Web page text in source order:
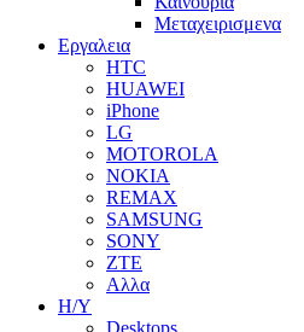
Μεταχειρισμενα
Εργαλεια
HTC
HUAWEI
iPhone
LG
MOTOROLA
NOKIA
REMAX
SAMSUNG
SONY
ZTE
Αλλα
Η/Υ
Desktops